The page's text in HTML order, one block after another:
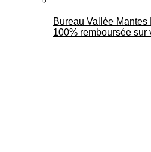
Bureau Vallée
100% remboursée sur